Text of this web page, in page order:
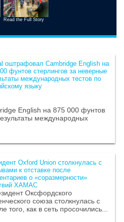
Read the Full Story
оштрафовал Cambridge English на
фунтов стерлингов за неверные
международных тестов по
языку
English на 875 000 фунтов
международных
Oxford Union столкнулась с
к отставке после
о «соразмерности»
ХАМАС
Оксфордского
союза столкнулась с
того, как в сеть просочились...